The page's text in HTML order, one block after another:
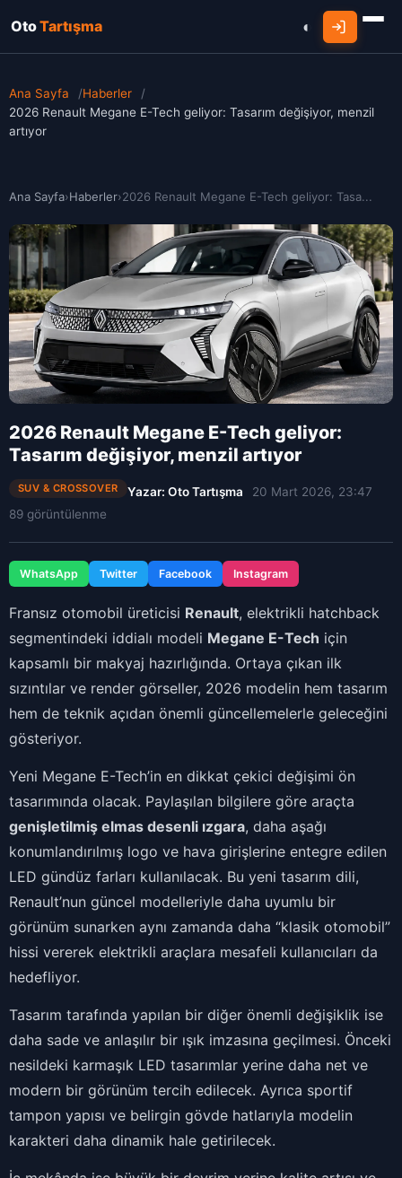
OtoTartışma
Ana Sayfa /Haberler
/
2026 Renault Megane E-Tech geliyor: Tasarım değişiyor, menzil
artıyor
Ana Sayfa›Haberler›2026 Renault Megane E-Tech geliyor: Tasa...
2026 Renault Megane E-Tech geliyor:
Tasarım değişiyor, menzil artıyor
SUV & CROSSOVER Yazar: Oto Tartışma
20 Mart 2026, 23:47
89 görüntülenme
WhatsApp Twitter Facebook Instagram
Fransız otomobil üreticisi Renault, elektrikli hatchback
segmentindeki iddialı modeli Megane E-Tech için
kapsamlı bir makyaj hazırlığında. Ortaya çıkan ilk
sızıntılar ve render görseller, 2026 modelin hem tasarım
hem de teknik açıdan önemli güncellemelerle geleceğini
gösteriyor.
Yeni Megane E-Tech’in en dikkat çekici değişimi ön
tasarımında olacak. Paylaşılan bilgilere göre araçta
genişletilmiş elmas desenli ızgara, daha aşağı
konumlandırılmış logo ve hava girişlerine entegre edilen
LED gündüz farları kullanılacak. Bu yeni tasarım dili,
Renault’nun güncel modelleriyle daha uyumlu bir
görünüm sunarken aynı zamanda daha “klasik otomobil”
hissi vererek elektrikli araçlara mesafeli kullanıcıları da
hedefliyor.
Tasarım tarafında yapılan bir diğer önemli değişiklik ise
daha sade ve anlaşılır bir ışık imzasına geçilmesi. Önceki
nesildeki karmaşık LED tasarımlar yerine daha net ve
modern bir görünüm tercih edilecek. Ayrıca sportif
tampon yapısı ve belirgin gövde hatlarıyla modelin
karakteri daha dinamik hale getirilecek.